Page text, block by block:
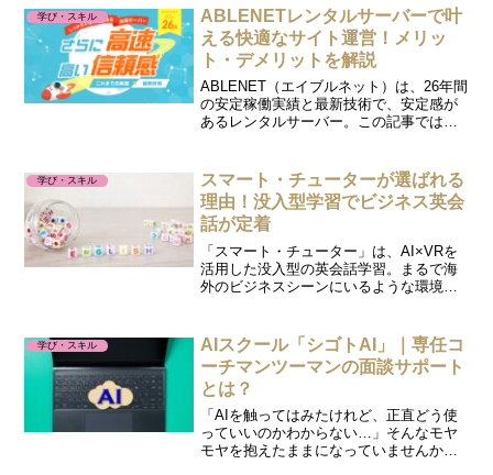
モートなど新しい働き方ができますね。
そのため、様...
学び・スキル
ABLENETレンタルサーバーで叶
える快適なサイト運営！メリッ
ト・デメリットを解説
ABLENET（エイブルネット）は、26年間
の安定稼働実績と最新技術で、安定感が
あるレンタルサーバー。この記事では、
なのか？について分かりやすく解説しま
す。レンタ...
学び・スキル
スマート・チューターが選ばれる
理由！没入型学習でビジネス英会
話が定着
「スマート・チューター」は、AI×VRを
活用した没入型の英会話学習。まるで海
外のビジネスシーンにいるような環境
ムで受けられるので、ゲーム感覚で楽し
く実践力を強化！しか...
学び・スキル
AIスクール「シゴトAI」｜専任コ
ーチマンツーマンの面談サポート
とは？
「AIを触ってはみたけれど、正直どう使
っていいのかわからない…」そんなモヤ
モヤを抱えたままになっていませんか？